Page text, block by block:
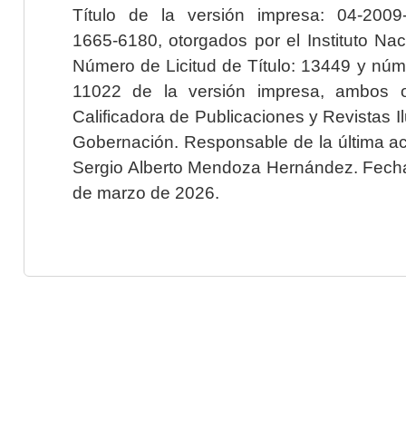
Título de la versión impresa: 04-2009-
1665-6180, otorgados por el Instituto
Número de Licitud de Título: 13449 y
11022 de la versión impresa, ambos
Calificadora de Publicaciones y Revistas
Gobernación. Responsable de la última
Sergio Alberto Mendoza Hernández.
de marzo de 2026.